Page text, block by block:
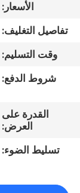
مراقبة
الجودة
اتصل
أخبار
الأسعار:
تفاصيل التغليف:
وقت التسليم:
شروط الدفع:
القدرة على
العرض:
تسليط الضوء: